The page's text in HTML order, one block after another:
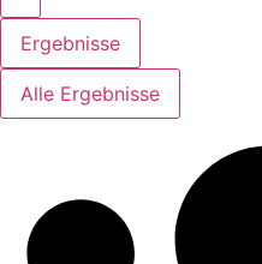
Ergebnisse
Alle Ergebnisse